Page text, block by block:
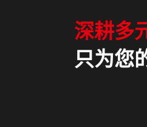
深耕多
只为您